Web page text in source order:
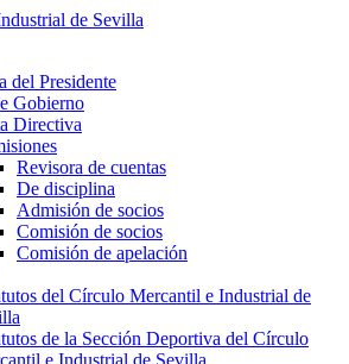
del Presidente
Gobierno
Directiva
Revisora de cuentas
De disciplina
Admisión de socios
Comisión de socios
Comisión de apelación
del Círculo Mercantil e Industrial de
de la Sección Deportiva del Círculo
e Industrial de Sevilla